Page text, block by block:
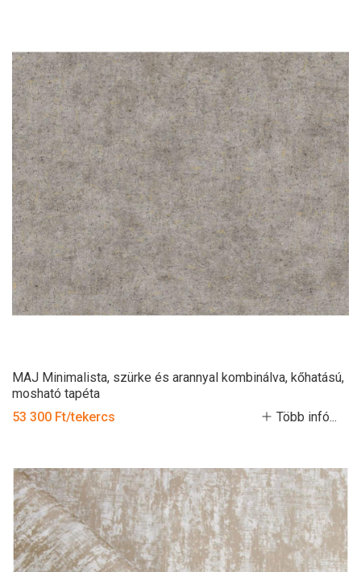
MAJ Minimalista, szürke és arannyal kombinálva, kőhatású,
mosható tapéta
53 300 Ft/tekercs
Több infó...